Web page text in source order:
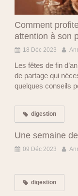
Comment
attention à son
18 Déc 2023
Les fêtes de fin
de partage qui
quelques conseils
digestion
Une semaine
09 Déc 2023
digestion